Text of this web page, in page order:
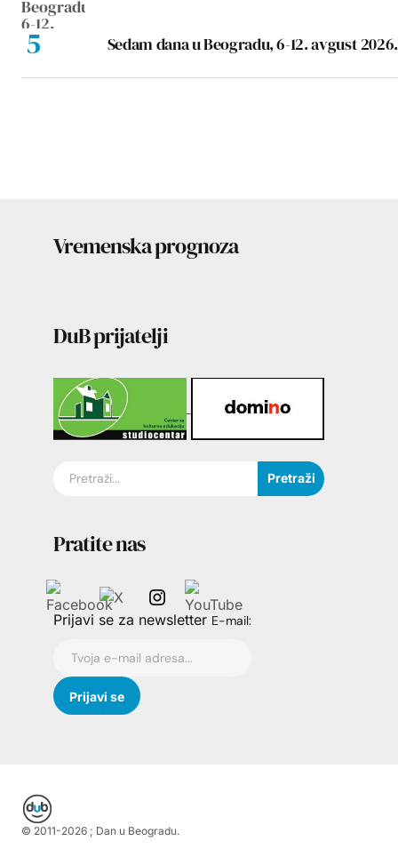
Sedam dana u Beogradu, 6-12. avgust 2026.
Vremenska prognoza
DuB prijatelji
Pretraži
Pratite nas
Prijavi se za newsletter E-mail:
© 2011-2026 ; Dan u Beogradu.